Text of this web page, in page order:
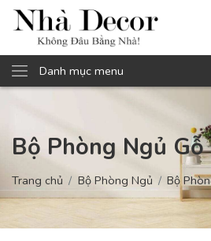
Danh mục menu
Bộ Phòng Ngủ Gỗ
Trang chủ Bộ Phòng Ngủ Bộ